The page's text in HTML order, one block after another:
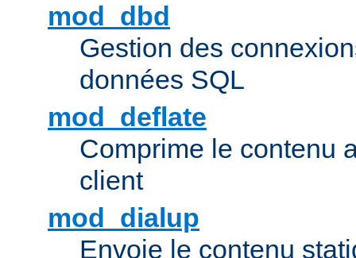
mod_dbd
Gestion des
données SQL
mod_deflate
Comprime le contenu
client
mod_dialup
Envoie le contenu